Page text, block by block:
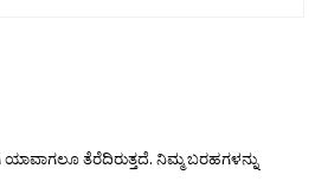
ತೆರೆದಿರುತ್ತದೆ. ನಿಮ್ಮ ಬರಹಗಳನ್ನು